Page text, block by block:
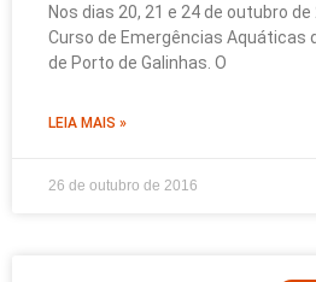
Nos dias 20, 21 e 24 de outubro
Curso de Emergências Aquáticas
de Porto de Galinhas. O
LEIA MAIS »
26 de outubro de 2016